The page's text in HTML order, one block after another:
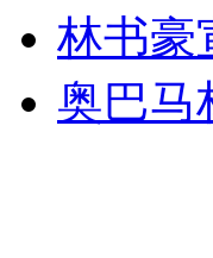
外交部：反对强
外交部：有关国
林书豪
奥巴马